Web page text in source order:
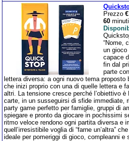
Prezzo
60
“Nome,
un
capace
fin dal
parte
lettera diversa: a ogni nuovo tema proposto
che inizi proprio con una di quelle lettera e
altri. La tensione cresce perché l’obiettivo
carte, in un susseguirsi di sfide immediate,
party game perfetto per famiglie, gruppi di
spiegare e pronto da giocare in pochissimi
ritmo veloce rendono ogni partita diversa e
quell’irresistibile voglia di “farne un’altra”
ideale per pomeriggi di gioco, compleanni e